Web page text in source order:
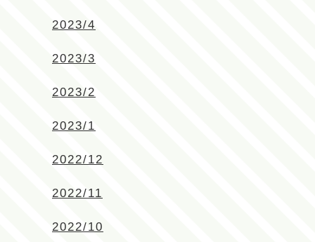
2023/4
2023/3
2023/2
2023/1
2022/12
2022/11
2022/10